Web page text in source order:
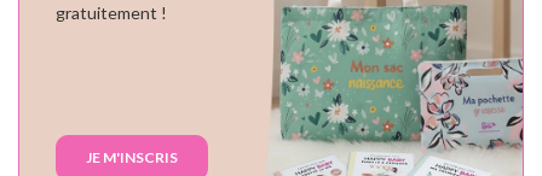
gratuitement !
JE M'INSCRIS